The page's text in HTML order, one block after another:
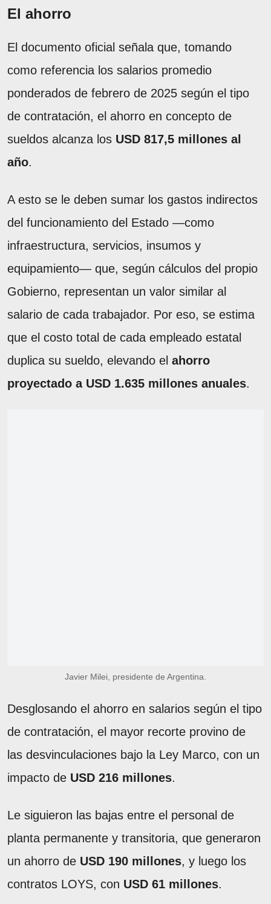
El ahorro
El documento oficial señala que, tomando
como referencia los salarios promedio
ponderados de febrero de 2025 según el tipo
de contratación, el ahorro en concepto de
sueldos alcanza los USD 817,5 millones al
año.
A esto se le deben sumar los gastos indirectos
del funcionamiento del Estado —como
infraestructura, servicios, insumos y
equipamiento— que, según cálculos del propio
Gobierno, representan un valor similar al
salario de cada trabajador. Por eso, se estima
que el costo total de cada empleado estatal
duplica su sueldo, elevando el ahorro
proyectado a USD 1.635 millones anuales.
Javier Milei, presidente de Argentina.
Desglosando el ahorro en salarios según el tipo
de contratación, el mayor recorte provino de
las desvinculaciones bajo la Ley Marco, con un
impacto de USD 216 millones.
Le siguieron las bajas entre el personal de
planta permanente y transitoria, que generaron
un ahorro de USD 190 millones, y luego los
contratos LOYS, con USD 61 millones.